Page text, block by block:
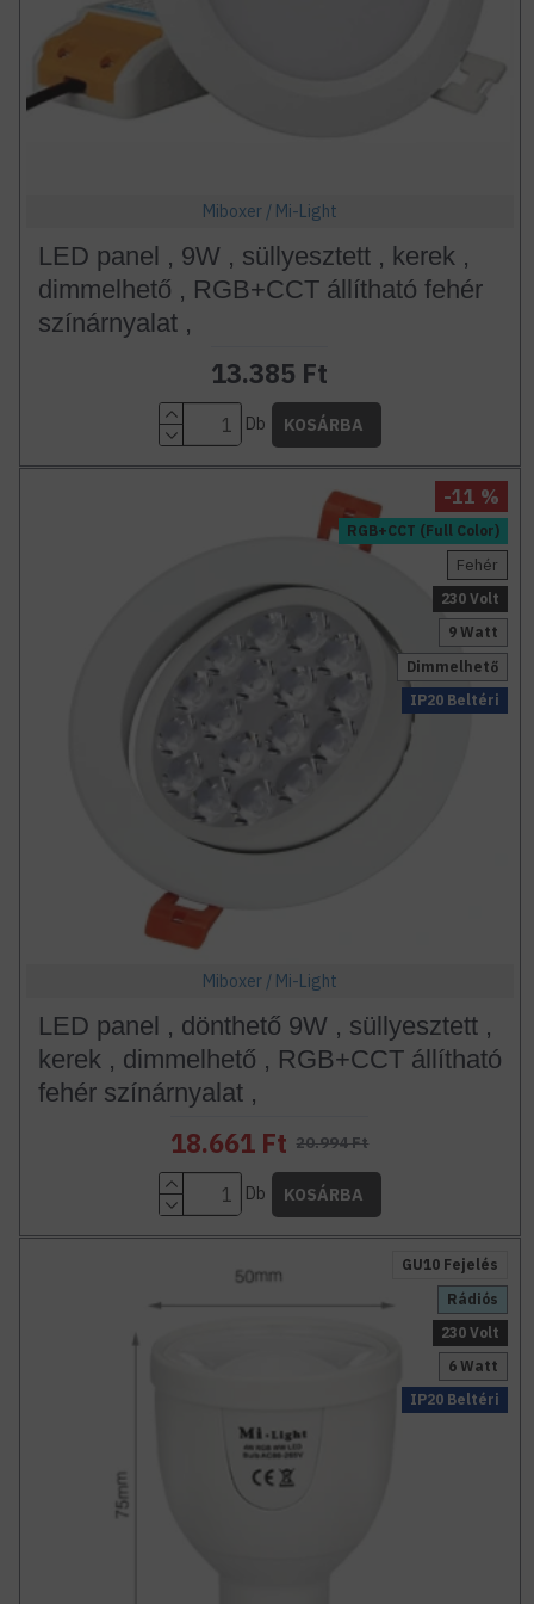
Miboxer / Mi-Light
LED panel , 9W , süllyesztett , kerek ,
dimmelhető , RGB+CCT állítható fehér
színárnyalat ,
13.385 Ft
Db KOSÁRBA
RGB+CCT (Full Color)
IP20 Beltéri
9 Watt
Fehér
Dimmelhető
230 Volt
-11 %
Miboxer / Mi-Light
LED panel , dönthető 9W , süllyesztett ,
kerek , dimmelhető , RGB+CCT állítható
fehér színárnyalat ,
18.661 Ft 20.994 Ft
Db KOSÁRBA
GU10 Fejelés
6 Watt
IP20 Beltéri
Rádiós
230 Volt